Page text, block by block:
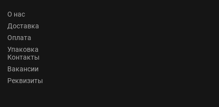
О нас
Доставка
Оплата
Упаковка
Контакты
Вакансии
Реквизиты